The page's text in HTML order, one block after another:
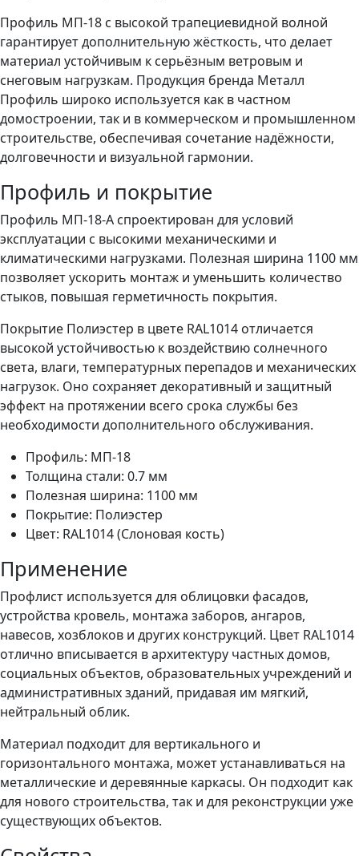
Профиль МП-18 с высокой трапециевидной волной
гарантирует дополнительную жёсткость, что делает
материал устойчивым к серьёзным ветровым и
снеговым нагрузкам. Продукция бренда Металл
Профиль широко используется как в частном
домостроении, так и в коммерческом и промышленном
строительстве, обеспечивая сочетание надёжности,
долговечности и визуальной гармонии.
Профиль и покрытие
Профиль МП-18-A спроектирован для условий
эксплуатации с высокими механическими и
климатическими нагрузками. Полезная ширина 1100 мм
позволяет ускорить монтаж и уменьшить количество
стыков, повышая герметичность покрытия.
Покрытие Полиэстер в цвете RAL1014 отличается
высокой устойчивостью к воздействию солнечного
света, влаги, температурных перепадов и механических
нагрузок. Оно сохраняет декоративный и защитный
эффект на протяжении всего срока службы без
необходимости дополнительного обслуживания.
Профиль: МП-18
Толщина стали: 0.7 мм
Полезная ширина: 1100 мм
Покрытие: Полиэстер
Цвет: RAL1014 (Слоновая кость)
Применение
Профлист используется для облицовки фасадов,
устройства кровель, монтажа заборов, ангаров,
навесов, хозблоков и других конструкций. Цвет RAL1014
отлично вписывается в архитектуру частных домов,
социальных объектов, образовательных учреждений и
административных зданий, придавая им мягкий,
нейтральный облик.
Материал подходит для вертикального и
горизонтального монтажа, может устанавливаться на
металлические и деревянные каркасы. Он подходит как
для нового строительства, так и для реконструкции уже
существующих объектов.